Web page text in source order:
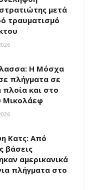
μετά
τραυματισμό
Η Μόσχα
πλήγματα σε
πλοία και στο
Μικολάεφ
Κατς: Από
βάσεις
αμερικανικά
πλήγματα στο